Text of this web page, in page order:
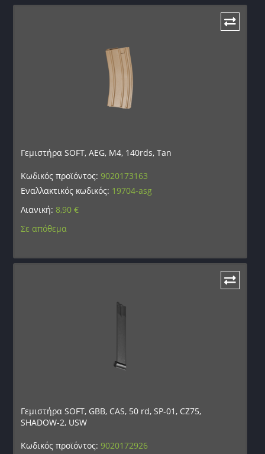
Γεμιστήρα SOFT, AEG, M4, 140rds, Tan
Κωδικός προϊόντος:9020173163
Εναλλακτικός κωδικός: 19704-asg
Λιανική:8,90€
Σε απόθεμα
Γεμιστήρα SOFT, GBB, CAS, 50 rd, SP-01, CZ75,
SHADOW-2, USW
Κωδικός προϊόντος:9020172926